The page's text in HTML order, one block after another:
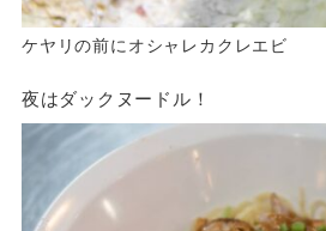
ケヤリの前にオシャレカクレエビ
夜はダックヌードル！